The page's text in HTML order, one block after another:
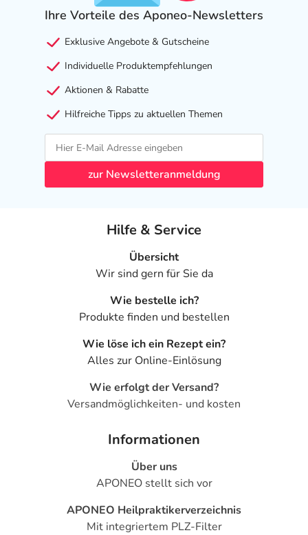
Ihre Vorteile des Aponeo-Newsletters
Exklusive Angebote & Gutscheine
Individuelle Produktempfehlungen
Aktionen & Rabatte
Hilfreiche Tipps zu aktuellen Themen
zur Newsletteranmeldung
Hilfe & Service
Übersicht
Wir sind gern für Sie da
Wie bestelle ich?
Produkte finden und bestellen
Wie löse ich ein Rezept ein?
Alles zur Online-Einlösung
Wie erfolgt der Versand?
Versandmöglichkeiten- und kosten
Informationen
Über uns
APONEO stellt sich vor
APONEO Heilpraktikerverzeichnis
Mit integriertem PLZ-Filter